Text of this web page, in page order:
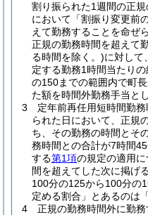
割り振られた1週間の正規
において「割振り変更前
えて勤務することを命ぜ
正規の勤務時間を超えて
る時間を除く。)に対して
定する勤務1時間当たり
の150までの範囲内で町
た額を時間外勤務手当と
3
定年前再任用短時間勤
られた日において、正規
ち、その勤務の時間とそ
務時間との合計が7時間
する第1項の規定の適用に
間を超えてした次に掲げ
100分の125から100分の
定める割合」とあるのは
4
正規の勤務時間外に勤